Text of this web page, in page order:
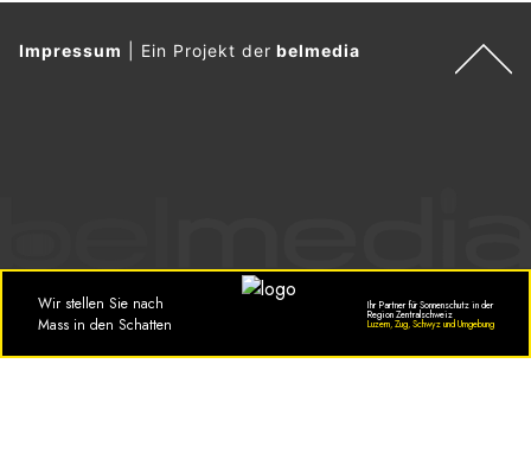
Impressum Ein Projekt derbelmedia